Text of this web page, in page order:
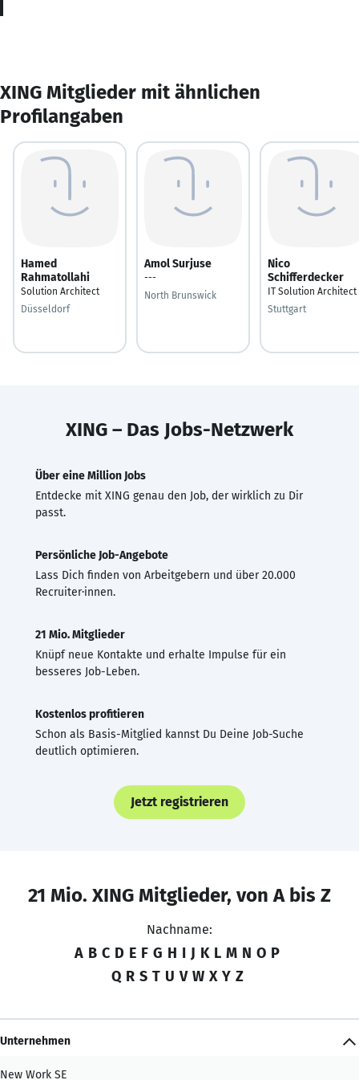
XING Mitglieder mit ähnlichen
Profilangaben
Hamed
Rahmatollahi
Solution Architect
Düsseldorf
Amol Surjuse
---
North Brunswick
Nico
Schifferdecker
IT Solution Architect
Stuttgart
XING – Das Jobs-Netzwerk
Über eine Million Jobs
Entdecke mit XING genau den Job, der wirklich zu Dir
passt.
Persönliche Job-Angebote
Lass Dich finden von Arbeitgebern und über 20.000
Recruiter·innen.
21 Mio. Mitglieder
Knüpf neue Kontakte und erhalte Impulse für ein
besseres Job-Leben.
Kostenlos profitieren
Schon als Basis-Mitglied kannst Du Deine Job-Suche
deutlich optimieren.
Jetzt registrieren
21 Mio. XING Mitglieder, von A bis Z
Nachname:
A B C D E F G H I J K L M N O P
Q R S T U V W X Y Z
Unternehmen
New Work SE